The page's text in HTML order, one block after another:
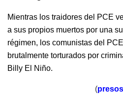
Mientras los traidores del PCE
a sus propios muertos por una
régimen, los comunistas del
brutalmente torturados por
Billy El Niño.
(presos